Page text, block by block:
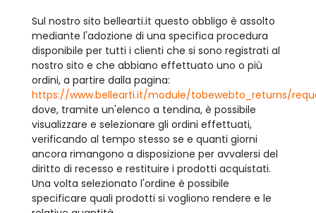
Sul nostro sito bellearti.it questo obbligo è assolto
mediante l'adozione di una specifica procedura
disponibile per tutti i clienti che si sono registrati al
nostro sito e che abbiano effettuato uno o più
ordini, a partire dalla pagina:
https://www.bellearti.it/module/tobewebto_returns/
dove, tramite un'elenco a tendina, è possibile
visualizzare e selezionare gli ordini effettuati,
verificando al tempo stesso se e quanti giorni
ancora rimangono a disposizione per avvalersi del
diritto di recesso e restituire i prodotti acquistati.
Una volta selezionato l'ordine è possibile
specificare quali prodotti si vogliono rendere e le